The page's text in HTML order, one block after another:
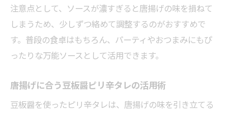
注意点として、ソースが濃すぎると唐揚げの味を損ねて
しまうため、少しずつ絡めて調整するのがおすすめで
す。普段の食卓はもちろん、パーティやおつまみにもぴ
ったりな万能ソースとして活用できます。
唐揚げに合う豆板醤ピリ辛タレの活用術
豆板醤を使ったピリ辛タレは、唐揚げの味を引き立てる